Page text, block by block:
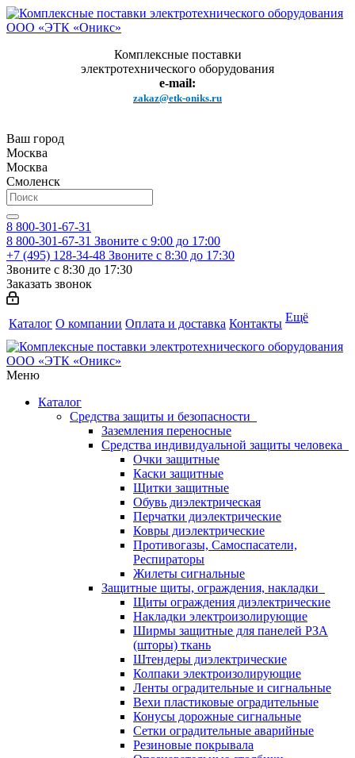
Комплексные поставки
электротехнического оборудования
e-mail:
zakaz@etk-oniks.ru
Ваш город
Москва
Москва
Смоленск
8 800-301-67-31
8 800-301-67-31 Звоните с 9:00 до 17:00
+7 (495) 128-34-48 Звоните с 8:30 до 17:30
Звоните с 8:30 до 17:30
Заказать звонок
Каталог О компании Оплата и доставка Контакты Ещё
Меню
Каталог
Средства защиты и безопасности
Заземления переносные
Средства индивидуальной защиты человека
Очки защитные
Каски защитные
Щитки защитные
Обувь диэлектрическая
Перчатки диэлектрические
Ковры диэлектрические
Противогазы, Самоспасатели,
Респираторы
Жилеты сигнальные
Защитные щиты, ограждения, накладки
Щиты ограждения диэлектрические
Накладки электроизолирующие
Ширмы защитные для панелей РЗА
(шторы) ткань
Штендеры диэлектрические
Колпаки электроизолирующие
Ленты оградительные и сигнальные
Вехи пластиковые оградительные
Конусы дорожные сигнальные
Сетки оградительные аварийные
Резиновые покрывала